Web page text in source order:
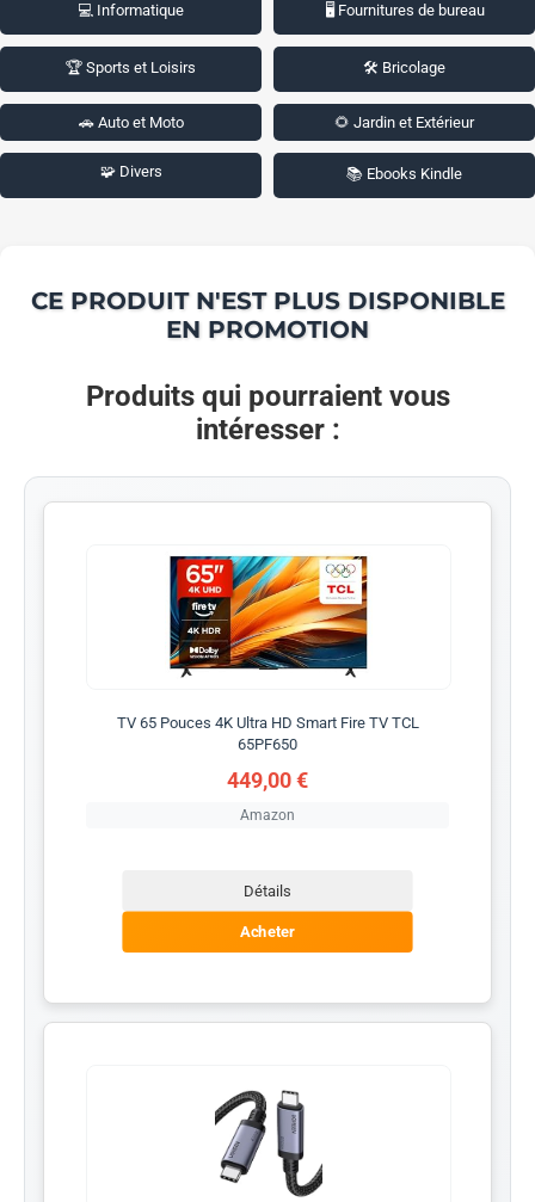
💻 Informatique 🖥️ Fournitures de bureau
🏆 Sports et Loisirs 🛠️ Bricolage
🚗 Auto et Moto 🌻 Jardin et Extérieur
🧩 Divers 📚 Ebooks Kindle
CE PRODUIT N'EST PLUS DISPONIBLE
EN PROMOTION
Produits qui pourraient vous
intéresser :
TV 65 Pouces 4K Ultra HD Smart Fire TV TCL
65PF650
449,00 €
Amazon
Détails
Acheter